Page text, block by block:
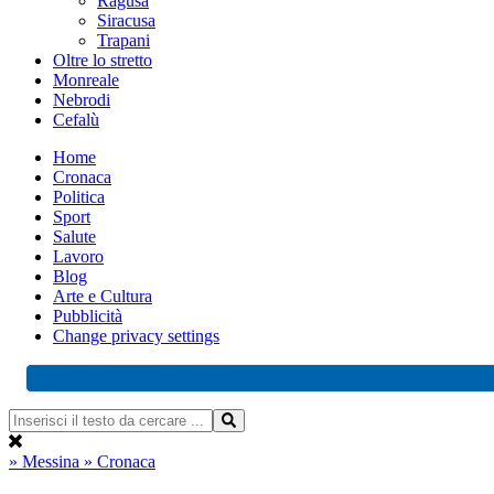
Siracusa
Trapani
Oltre lo stretto
Monreale
Nebrodi
Cefalù
Home
Cronaca
Politica
Sport
Salute
Lavoro
Blog
Arte e Cultura
Pubblicità
Change privacy settings
» Messina » Cronaca